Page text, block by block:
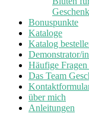
Bonuspunkte
Kataloge
Katalog
Demonstrator/
Häufige
Das Team
über mich
Anleitungen